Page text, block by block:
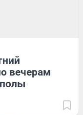
вечерам